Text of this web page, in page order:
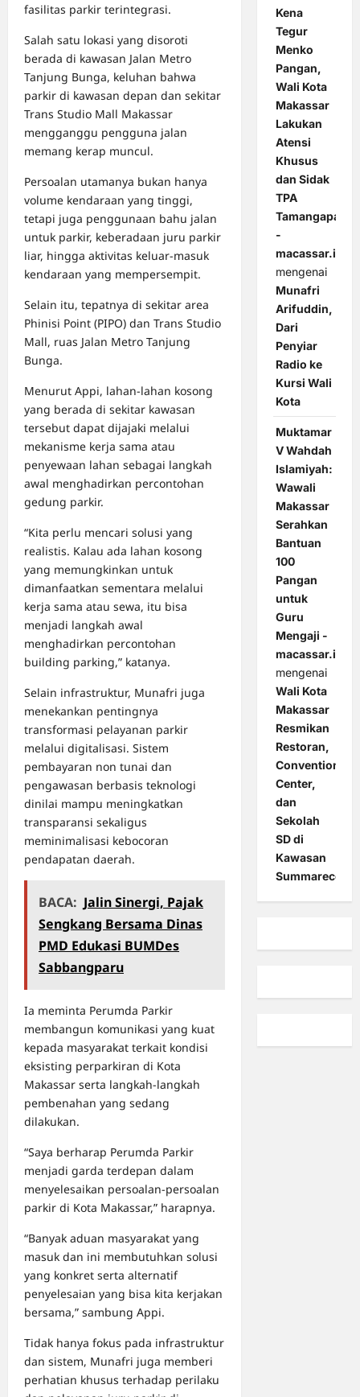
fasilitas parkir terintegrasi.
Salah satu lokasi yang disoroti
berada di kawasan Jalan Metro
Tanjung Bunga, keluhan bahwa
parkir di kawasan depan dan sekitar
Trans Studio Mall Makassar
mengganggu pengguna jalan
memang kerap muncul.
Persoalan utamanya bukan hanya
volume kendaraan yang tinggi,
tetapi juga penggunaan bahu jalan
untuk parkir, keberadaan juru parkir
liar, hingga aktivitas keluar-masuk
kendaraan yang mempersempit.
Selain itu, tepatnya di sekitar area
Phinisi Point (PIPO) dan Trans Studio
Mall, ruas Jalan Metro Tanjung
Bunga.
Menurut Appi, lahan-lahan kosong
yang berada di sekitar kawasan
tersebut dapat dijajaki melalui
mekanisme kerja sama atau
penyewaan lahan sebagai langkah
awal menghadirkan percontohan
gedung parkir.
“Kita perlu mencari solusi yang
realistis. Kalau ada lahan kosong
yang memungkinkan untuk
dimanfaatkan sementara melalui
kerja sama atau sewa, itu bisa
menjadi langkah awal
menghadirkan percontohan
building parking,” katanya.
Selain infrastruktur, Munafri juga
menekankan pentingnya
transformasi pelayanan parkir
melalui digitalisasi. Sistem
pembayaran non tunai dan
pengawasan berbasis teknologi
dinilai mampu meningkatkan
transparansi sekaligus
meminimalisasi kebocoran
pendapatan daerah.
BACA: Jalin Sinergi, Pajak
Sengkang Bersama Dinas
PMD Edukasi BUMDes
Sabbangparu
Ia meminta Perumda Parkir
membangun komunikasi yang kuat
kepada masyarakat terkait kondisi
eksisting perparkiran di Kota
Makassar serta langkah-langkah
pembenahan yang sedang
dilakukan.
“Saya berharap Perumda Parkir
menjadi garda terdepan dalam
menyelesaikan persoalan-persoalan
parkir di Kota Makassar,” harapnya.
“Banyak aduan masyarakat yang
masuk dan ini membutuhkan solusi
yang konkret serta alternatif
penyelesaian yang bisa kita kerjakan
bersama,” sambung Appi.
Tidak hanya fokus pada infrastruktur
dan sistem, Munafri juga memberi
perhatian khusus terhadap perilaku
Kena
Tegur
Menko
Pangan,
Wali Kota
Makassar
Lakukan
Atensi
Khusus
dan Sidak
TPA
Tamangapa
-
macassar.id
mengenai
Munafri
Arifuddin,
Dari
Penyiar
Radio ke
Kursi Wali
Kota
Muktamar
V Wahdah
Islamiyah:
Wawali
Makassar
Serahkan
Bantuan
100
Pangan
untuk
Guru
Mengaji -
macassar.id
mengenai
Wali Kota
Makassar
Resmikan
Restoran,
Convention
Center,
dan
Sekolah
SD di
Kawasan
Summarecon